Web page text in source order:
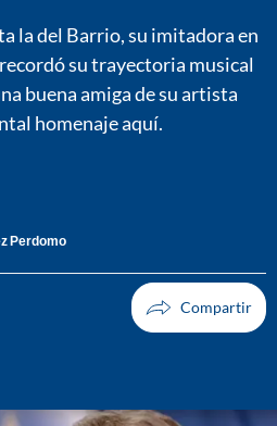
la del Barrio, su imitadora en
su trayectoria musical
buena amiga de su artista
homenaje aquí.
Perdomo